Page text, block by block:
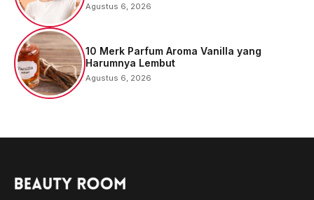
Agustus 6, 2026
10 Merk Parfum Aroma Vanilla yang
Harumnya Lembut
Agustus 6, 2026